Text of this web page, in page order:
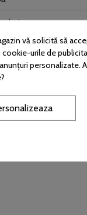
pomi
vă solicită să
cookie-urile de
personalizate.